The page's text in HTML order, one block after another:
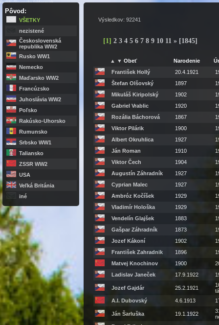
PadliNaSlovensku.feldgrau.sk
Pôvod:
VŠETKY
nezistené
Československá
republika WW2
Rusko WW1
Nemecko
Maďarsko WW2
Francúzsko
Juhoslávia WW2
Poľsko
Rakúsko-Uhorsko
Rumunsko
Srbsko WW1
Taliansko
ZSSR WW2
USA
Veľká Británia
iné
Výsledkov: 92241
[1]23456789 10 11» [1845]
▲ ▼ Obeť Narodenie
František Hollý
20.4.1921
Štefan Olšovský
1897
Mikuláš Kiripolský
1902
Gabriel Vrablic
1920
Rozália Báchorová
1867
Viktor Pilárik
1900
Albert Okruhlica
1927
Ján Roman
1910
Viktor Čech
1904
Augustín Záhradník
1927
Cyprian Malec
1927
Ambróz Kočíšek
1929
Vladimír Hološka
1929
Vendelín Glajšek
1883
Gašpar Záhradník
1873
Jozef Kákoní
1902
František Zahradnik
1896
Matvej Knochinov
1900
Ladislav Janeček
17.9.1922
Jozef Gajdár 25.2.1921
A.I. Dubovský
4.6.1913
Ján Šarluška 19.1.1922